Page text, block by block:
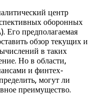
центр
оборонных
Его предполагаемая
обзор текущих и
в таких
Но в области,
и финтех-
могут ли
преимущество.